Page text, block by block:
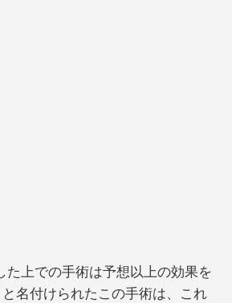
上での手術は予想以上の効果を
名付けられたこの手術は、これ